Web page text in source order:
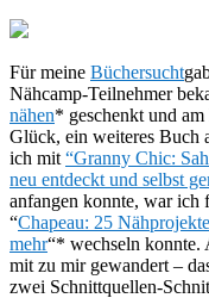
Für meine Büchersucht
Nähcamp-Teilnehmer
nähen* geschenkt und
Glück, ein weiteres Buch
ich mit “Granny Chic:
neu entdeckt und selbst
anfangen konnte, war ich
“Chapeau: 25
mehr“* wechseln konnte.
mit zu mir gewandert –
zwei Schnittquellen-